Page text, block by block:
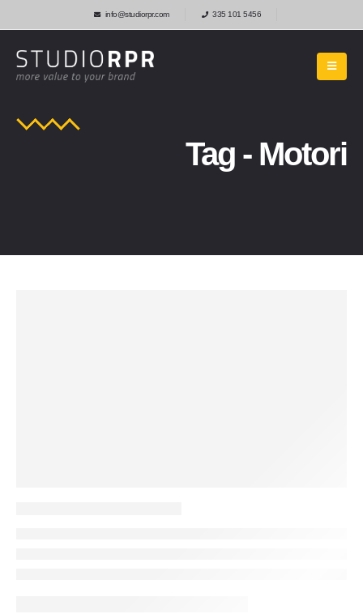
info@studiorpr.com 335 101 5456
Tag - Motori